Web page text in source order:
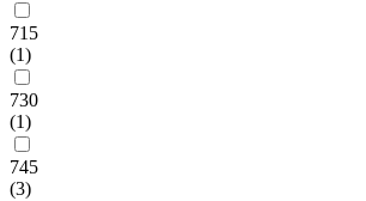
715
(1)
730
(1)
745
(3)